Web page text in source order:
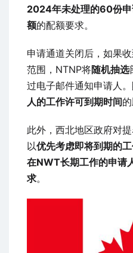
2024年未处理的60份
额的配额要求。
申请通道关闭后，如果
范围，NTNP将随机抽选
过电子邮件通知申请人
人的工作许可到期时间
此外，西北地区政府对
以优先考虑即将到期的
在NWT长期工作的申请
求。